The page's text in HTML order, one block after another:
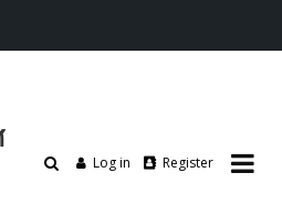
Log in Register